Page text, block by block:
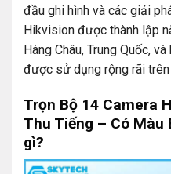
đầu ghi hình và các giải
Hikvision được thành lập
Hàng Châu, Trung Quốc,
được sử dụng rộng rãi trên
Trọn Bộ 14 Camera
Thu Tiếng – Có
gì?